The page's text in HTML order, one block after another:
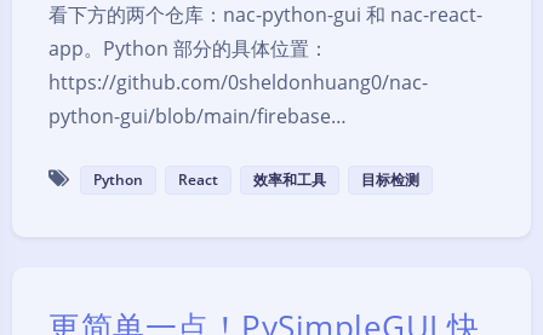
看下方的两个仓库：nac-python-gui 和 nac-react-
app。Python 部分的具体位置：
https://github.com/0sheldonhuang0/nac-
python-gui/blob/main/firebase…
Python React 效率和工具 目标检测